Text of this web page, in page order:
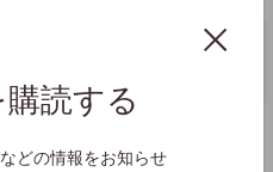
読する
どの情報をお知らせ